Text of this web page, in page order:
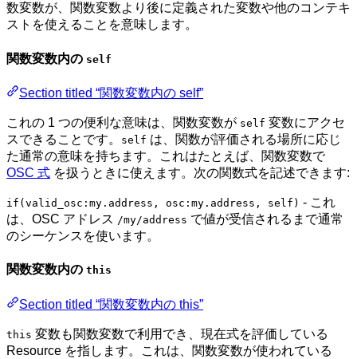
数変数が、関数変数より後に定義された変数や他のコンテキ
ストを使えることを意味します。
関数変数内の self
Section titled “関数変数内の self”
これの 1 つの便利な意味は、関数変数が self 変数にアクセ
スできることです。
self は、関数が評価される場所に応じ
た通常の意味を持ちます。これはたとえば、関数変数で
OSC 式 を扱うときに使えます。次の関数式を記述できます:
if(valid_osc:my.address, osc:my.address, self) - これ
は、OSC アドレス /my/address で値が受信されるまで通常
のシーケンスを使います。
関数変数内の this
Section titled “関数変数内の this”
this 変数も関数変数で利用でき、現在式を評価している
Resource を指します。これは、関数変数が使われている